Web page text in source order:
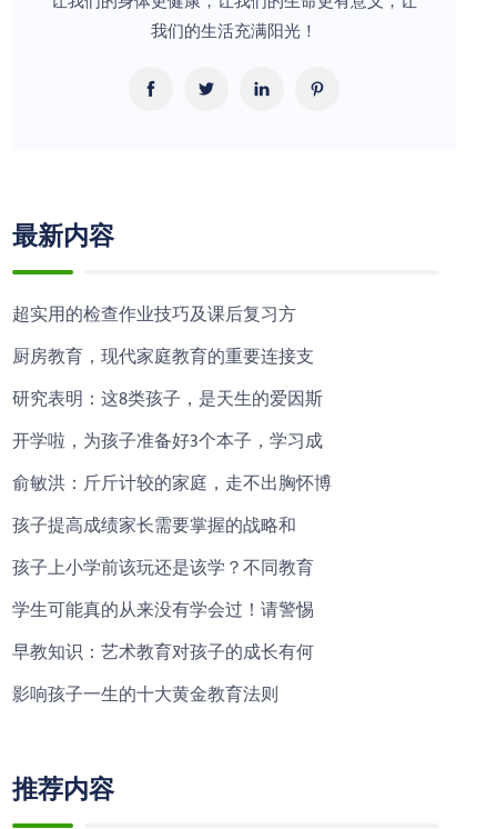
我们的生活充满阳光！
最新内容
超实用的检查作业技巧及课后复习方
厨房教育，现代家庭教育的重要连接支
研究表明：这8类孩子，是天生的爱因斯
开学啦，为孩子准备好3个本子，学习成
俞敏洪：斤斤计较的家庭，走不出胸怀博
孩子提高成绩家长需要掌握的战略和
孩子上小学前该玩还是该学？不同教育
学生可能真的从来没有学会过！请警惕
早教知识：艺术教育对孩子的成长有何
影响孩子一生的十大黄金教育法则
推荐内容